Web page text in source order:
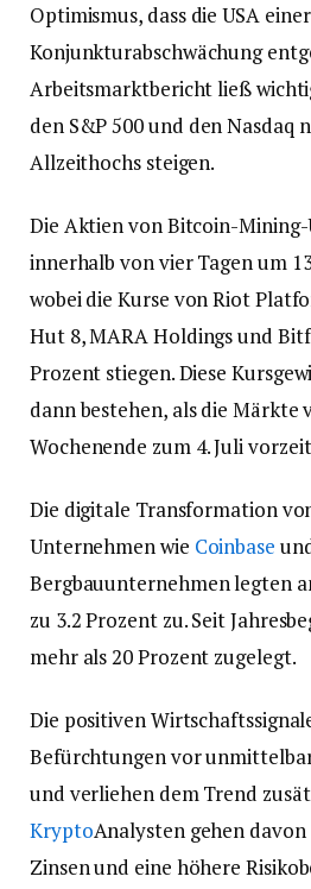
Optimismus, dass die USA
Konjunkturabschwächung
Arbeitsmarktbericht ließ
den S&P 500 und den Nasdaq
Allzeithochs steigen.
Die Aktien von Bitcoin-
innerhalb von vier Tagen um
wobei die Kurse von Riot
Hut 8, MARA Holdings und
Prozent stiegen. Diese
dann bestehen, als die Märkte
Wochenende zum 4. Juli
Die digitale Transformation
Unternehmen wie Coinbase
Bergbauunternehmen legten
zu 3.2 Prozent zu. Seit
mehr als 20 Prozent zugelegt.
Die positiven
Befürchtungen vor
und verliehen dem Trend
KryptoAnalysten gehen davon
Zinsen und eine höhere